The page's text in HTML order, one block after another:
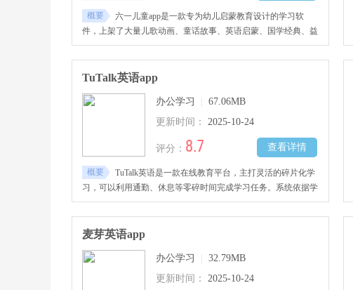
概要
六一儿童app是一款专为幼儿启蒙教育设计的学习软
件，上架了大量儿歌动画、童话故事、英语启蒙、国学经典、益
智动漫等优质内容，通过趣味化的互动方式来激发儿童学习兴
趣。它会持续更新正版教育资源，将知识传授、娱乐体验有机结
合，促进幼儿认知能力、思维发展，为家长提供了科学可靠的早
TuTalk英语app
办公学习
67.06MB
更新时间：
2025-10-24
查看详情
评分： 8.7
概要
TuTalk英语是一款在线教育平台，主打灵活的碎片化学
习，可以利用通勤、休息等零碎时间完成学习任务。系统依据学
习目标与水平，智能推荐教材与外教，使课程精准高效，快速提
升实战能力。为忙于学习和工作的大学生与白领，提供高效的碎
片化英语学习方案。提升英语听说读写能力，助力自信表达!
麦芽英语app
办公学习
32.79MB
更新时间：
2025-10-24